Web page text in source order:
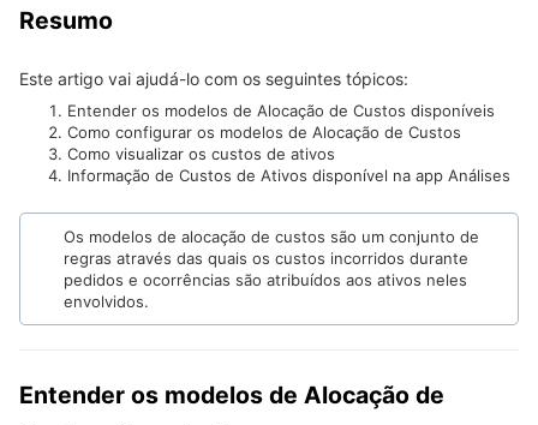
Resumo
Este artigo vai ajudá-lo com os seguintes tópicos:
Entender os modelos de Alocação de Custos disponíveis
Como configurar os modelos de Alocação de Custos
Como visualizar os custos de ativos
Informação de Custos de Ativos disponível na app Análises
Os modelos de alocação de custos são um conjunto de
regras através das quais os custos incorridos durante
pedidos e ocorrências são atribuídos aos ativos neles
envolvidos.
Entender os modelos de Alocação de